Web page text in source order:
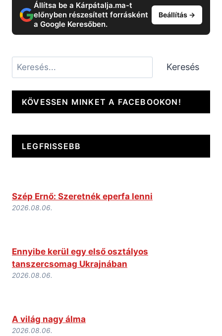
Állítsa be a Kárpátalja.ma-t
előnyben részesített forrásként
a Google Keresőben.
Beállítás →
Keresés Keresés
KÖVESSEN MINKET A FACEBOOKON!
LEGFRISSEBB
Szép Ernő: Szeretnék eperfa lenni
2026.08.06.
Ennyibe kerül egy első osztályos
tanszercsomag Ukrajnában
2026.08.06.
A világ nagy álma
2026.08.06.